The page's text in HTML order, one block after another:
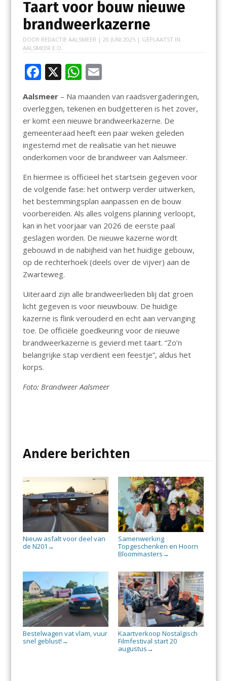
Taart voor bouw nieuwe
brandweerkazerne
DOOR REDACTIE AALSMEER | 20 JUNI 2025| GEPLAATST IN
AALSMEER E.O.
F
e
b
o
o
X W
at
s
A
p
p
E
ai
l
Aalsmeer – Na maanden van raadsvergaderingen,
overleggen, tekenen en budgetteren is het zover,
er komt een nieuwe brandweerkazerne. De
gemeenteraad heeft een paar weken geleden
ingestemd met de realisatie van het nieuwe
onderkomen voor de brandweer van Aalsmeer.
En hiermee is officieel het startsein gegeven voor
de volgende fase: het ontwerp verder uitwerken,
het bestemmingsplan aanpassen en de bouw
voorbereiden. Als alles volgens planning verloopt,
kan in het voorjaar van 2026 de eerste paal
geslagen worden. De nieuwe kazerne wordt
gebouwd in de nabijheid van het huidige gebouw,
op de rechterhoek (deels over de vijver) aan de
Zwarteweg.
Uiteraard zijn alle brandweerlieden blij dat groen
licht gegeven is voor nieuwbouw. De huidige
kazerne is flink verouderd en echt aan vervanging
toe. De officiële goedkeuring voor de nieuwe
brandweerkazerne is gevierd met taart. “Zo’n
belangrijke stap verdient een feestje”, aldus het
korps.
Foto: Brandweer Aalsmeer
Andere berichten
Nieuw asfalt voor deel van
de N201 →
Samenwerking
Topgeschenken en Hoorn
Bloommasters →
Bestelwagen vat vlam, vuur
snel geblust! →
Kaartverkoop Nostalgisch
Filmfestival start 20
augustus →